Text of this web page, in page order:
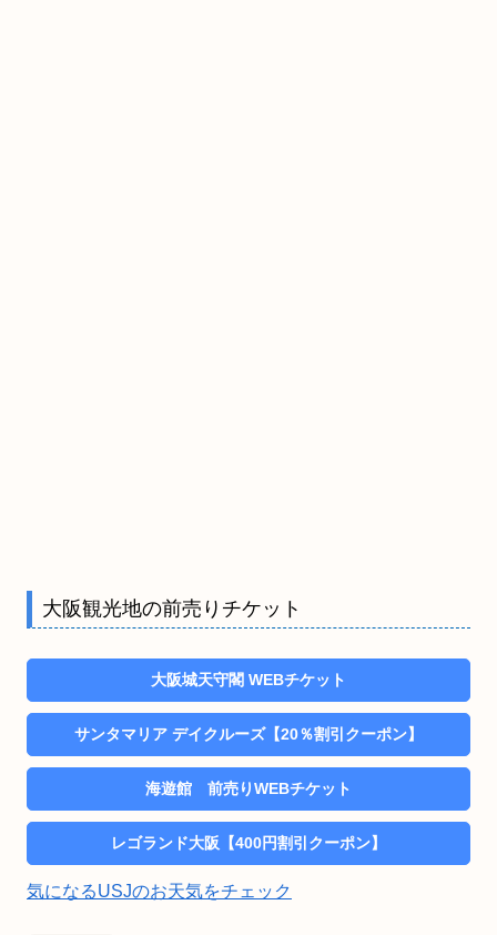
大阪観光地の前売りチケット
大阪城天守閣 WEBチケット
サンタマリア デイクルーズ【20％割引クーポン】
海遊館 前売りWEBチケット
レゴランド大阪【400円割引クーポン】
気になるUSJのお天気をチェック